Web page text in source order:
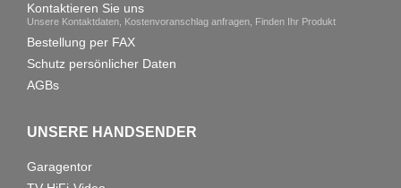
Kontaktieren Sie uns
Unsere Kontaktdaten, Kostenvoranschlag anfragen, Finden Ihr Produkt
Bestellung per FAX
Schutz persönlicher Daten
AGBs
UNSERE HANDSENDER
Garagentor